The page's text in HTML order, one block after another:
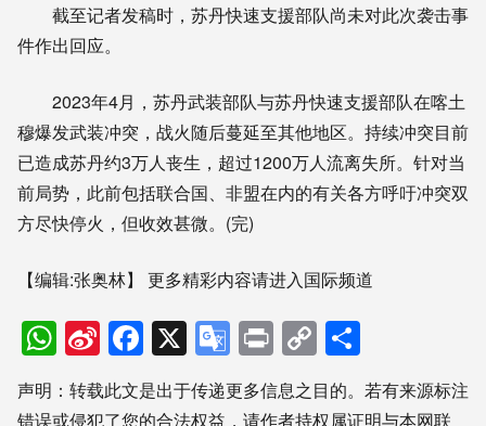
截至记者发稿时，苏丹快速支援部队尚未对此次袭击事
件作出回应。
2023年4月，苏丹武装部队与苏丹快速支援部队在喀土
穆爆发武装冲突，战火随后蔓延至其他地区。持续冲突目前
已造成苏丹约3万人丧生，超过1200万人流离失所。针对当
前局势，此前包括联合国、非盟在内的有关各方呼吁冲突双
方尽快停火，但收效甚微。(完)
【编辑:张奥林】 更多精彩内容请进入国际频道
WhatsApp
Sina
Weibo
Facebook
X Google
Translate
PrintCopy
Link享
声明：转载此文是出于传递更多信息之目的。若有来源标注
错误或侵犯了您的合法权益，请作者持权属证明与本网联